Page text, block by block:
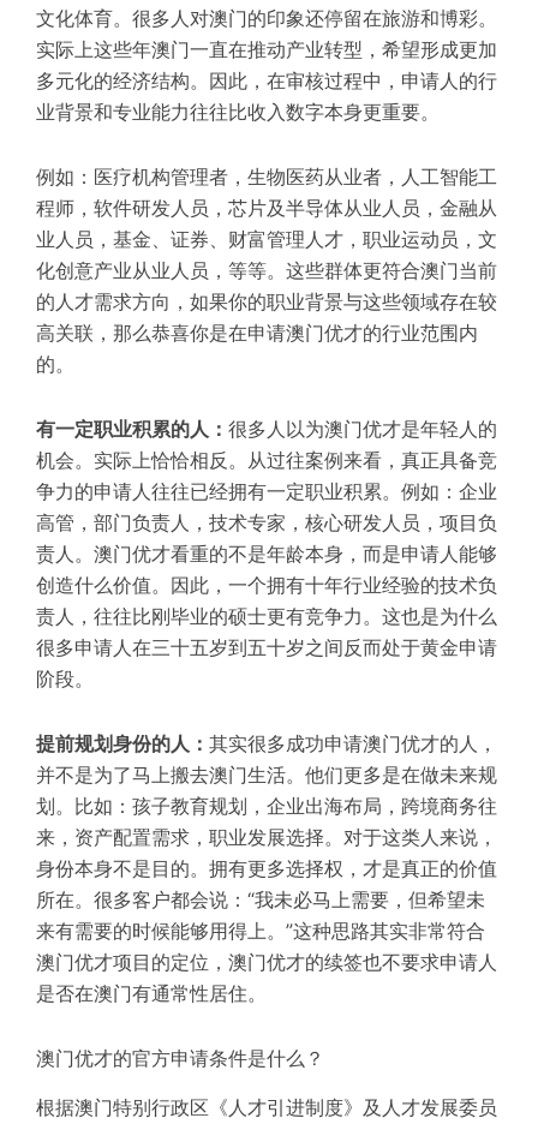
文化体育。很多人对澳门的印象还停留在旅游和博彩。
实际上这些年澳门一直在推动产业转型，希望形成更加
多元化的经济结构。因此，在审核过程中，申请人的行
业背景和专业能力往往比收入数字本身更重要。
例如：医疗机构管理者，生物医药从业者，人工智能工
程师，软件研发人员，芯片及半导体从业人员，金融从
业人员，基金、证券、财富管理人才，职业运动员，文
化创意产业从业人员，等等。这些群体更符合澳门当前
的人才需求方向，如果你的职业背景与这些领域存在较
高关联，那么恭喜你是在申请澳门优才的行业范围内
的。
有一定职业积累的人 ： 很多人以为澳门优才是年轻人的
机会。实际上恰恰相反。从过往案例来看，真正具备竞
争力的申请人往往已经拥有一定职业积累。例如：企业
高管，部门负责人，技术专家，核心研发人员，项目负
责人。澳门优才看重的不是年龄本身，而是申请人能够
创造什么价值。因此，一个拥有十年行业经验的技术负
责人，往往比刚毕业的硕士更有竞争力。这也是为什么
很多申请人在三十五岁到五十岁之间反而处于黄金申请
阶段。
提前规划身份的人 ： 其实很多成功申请澳门优才的人，
并不是为了马上搬去澳门生活。他们更多是在做未来规
划。比如：孩子教育规划，企业出海布局，跨境商务往
来，资产配置需求，职业发展选择。对于这类人来说，
身份本身不是目的。拥有更多选择权，才是真正的价值
所在。很多客户都会说：“我未必马上需要，但希望未
来有需要的时候能够用得上。”这种思路其实非常符合
澳门优才项目的定位， 澳门优才的续签也不要求申请人
是否在澳门有通常性居住。
澳门优才的官方申请条件是什么？
根据澳门特别行政区《人才引进制度》及人才发展委员